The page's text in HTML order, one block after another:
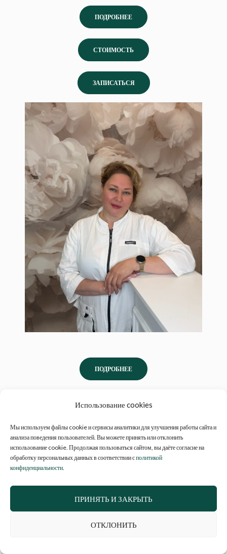
Использование cookies
Мы используем файлы cookie и сервисы аналитики для улучшения работы сайта и
анализа поведения пользователей. Вы можете принять или отклонить
использование cookie. Продолжая пользоваться сайтом, вы даёте согласие на
обработку персональных данных в соответствии сполитикой
конфиденциальности.
ПРИНЯТЬ И ЗАКРЫТЬ
ОТКЛОНИТЬ
ПОДРОБНЕЕ
СТОИМОСТЬ
ЗАПИСАТЬСЯ
Шапран Наталья
ПОДРОБНЕЕ
ЗАПИСАТЬСЯ
Отзывы наших клиентов о чистке
лица:
Долго сомневалась, стоит ли делать чистку